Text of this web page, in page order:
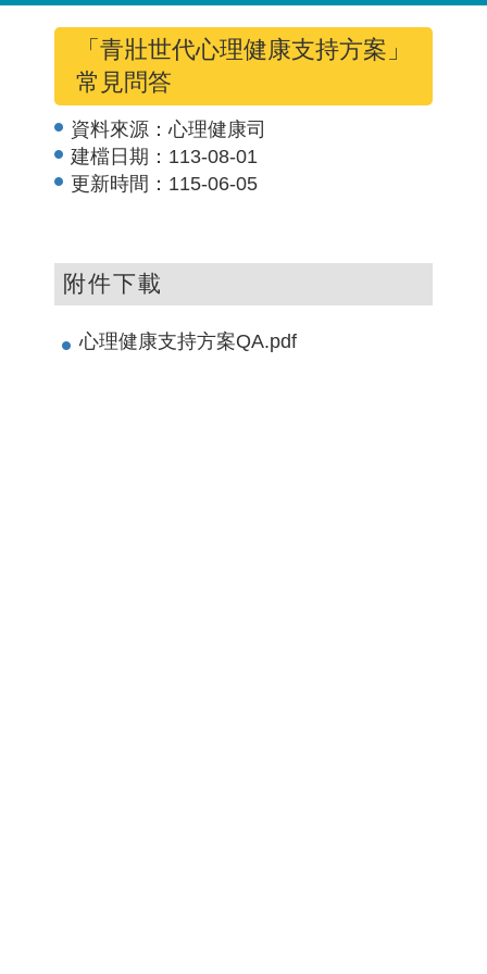
「青壯世代心理健康支持方案」
常見問答
資料來源：心理健康司
建檔日期： 113-08-01
更新時間： 115-06-05
附件下載
心理健康支持方案QA.pdf